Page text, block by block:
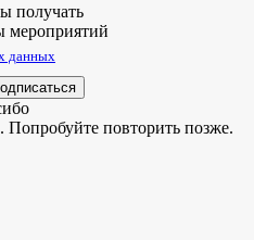
получать
мероприятий
данных
повторить позже.